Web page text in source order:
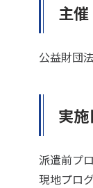
主催
公益財団
実
派遣前プ
現地プロ